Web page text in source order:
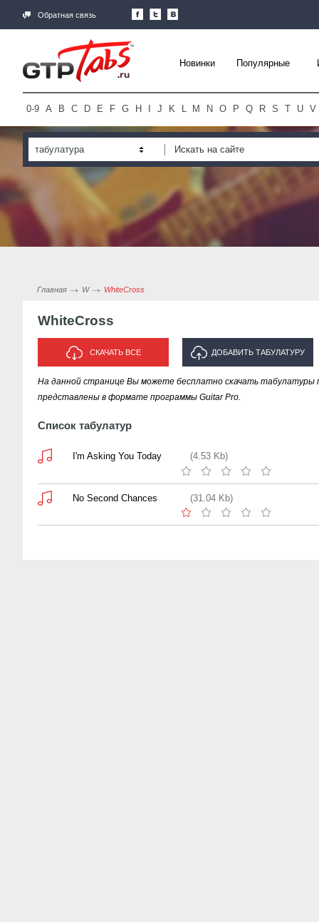
Обратная связь
Новинки Популярные
0-9 A B C D E F G H J K L M N O P Q R S T U V
табулатура
Главная W WhiteCross
WhiteCross
СКАЧАТЬ ВСЕ ДОБАВИТЬ ТАБУЛАТУРУ
ИСПОЛНИТЕЛЯ "WHITECROSS"
На данной странице Вы можете бесплатно скачать табулатуры
представлены в формате программы Guitar Pro.
Список табулатур
I'm Asking You Today (4.53 Kb)
No Second Chances (31.04 Kb)